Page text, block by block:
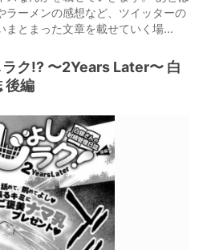
ラーメンの感想など、ツイッターの
まとまった文章を載せていく場...
ラク!? 〜2Years Later〜 白
後編